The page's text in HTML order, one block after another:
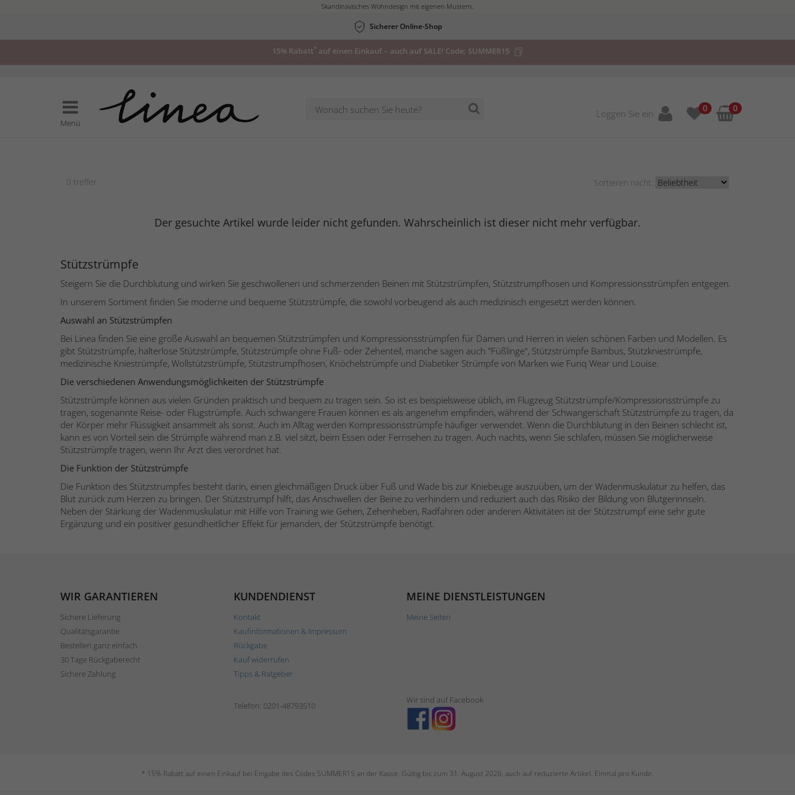
Skandinavisches Wohndesign mit eigenen Mustern.
Sicherer Online-Shop
15% Rabatt* auf einen Einkauf – auch auf SALE! Code: SUMMER15
Menü
Loggen Sie ein 0 0
0 treffer Sortieren nacht:
Der gesuchte Artikel wurde leider nicht gefunden. Wahrscheinlich ist dieser nicht mehr verfügbar.
Stützstrümpfe
Steigern Sie die Durchblutung und wirken Sie geschwollenen und schmerzenden Beinen mit Stützstrümpfen, Stützstrumpfhosen und Kompressionsstrümpfen entgegen.
In unserem Sortiment finden Sie moderne und bequeme Stützstrümpfe, die sowohl vorbeugend als auch medizinisch eingesetzt werden können.
Auswahl an Stützstrümpfen
Bei Linea finden Sie eine große Auswahl an bequemen Stützstrümpfen und Kompressionsstrümpfen für Damen und Herren in vielen schönen Farben und Modellen. Es
gibt Stützstrümpfe, halterlose Stützstrümpfe, Stützstrümpfe ohne Fuß- oder Zehenteil, manche sagen auch "Füßlinge", Stützstrümpfe Bambus, Stützkniestrümpfe,
medizinische Kniestrümpfe, Wollstützstrümpfe, Stützstrumpfhosen, Knöchelstrümpfe und Diabetiker Strümpfe von Marken wie Funq Wear und Louise.
Die verschiedenen Anwendungsmöglichkeiten der Stützstrümpfe
Stützstrümpfe können aus vielen Gründen praktisch und bequem zu tragen sein. So ist es beispielsweise üblich, im Flugzeug Stützstrümpfe/Kompressionsstrümpfe zu
tragen, sogenannte Reise- oder Flugstrümpfe. Auch schwangere Frauen können es als angenehm empfinden, während der Schwangerschaft Stützstrümpfe zu tragen, da
der Körper mehr Flüssigkeit ansammelt als sonst. Auch im Alltag werden Kompressionsstrümpfe häufiger verwendet. Wenn die Durchblutung in den Beinen schlecht ist,
kann es von Vorteil sein die Strümpfe während man z.B. viel sitzt, beim Essen oder Fernsehen zu tragen. Auch nachts, wenn Sie schlafen, müssen Sie möglicherweise
Stützstrümpfe tragen, wenn Ihr Arzt dies verordnet hat.
Die Funktion der Stützstrümpfe
Die Funktion des Stützstrumpfes besteht darin, einen gleichmäßigen Druck über Fuß und Wade bis zur Kniebeuge auszuüben, um der Wadenmuskulatur zu helfen, das
Blut zurück zum Herzen zu bringen. Der Stützstrumpf hilft, das Anschwellen der Beine zu verhindern und reduziert auch das Risiko der Bildung von Blutgerinnseln.
Neben der Stärkung der Wadenmuskulatur mit Hilfe von Training wie Gehen, Zehenheben, Radfahren oder anderen Aktivitäten ist der Stützstrumpf eine sehr gute
Ergänzung und ein positiver gesundheitlicher Effekt für jemanden, der Stützstrümpfe benötigt.
WIR GARANTIEREN
Sichere Lieferung
Qualitätsgarantie
Bestellen ganz einfach
30 Tage Rückgaberecht
Sichere Zahlung
KUNDENDIENST
Kontakt
Kaufinformationen & Impressum
Rückgabe
Kauf widerrufen
Tipps & Ratgeber
MEINE DIENSTLEISTUNGEN
Meine Seiten
Telefon: 0201-48793510
Wir sind auf Facebook
* 15% Rabatt auf einen Einkauf bei Eingabe des Codes SUMMER15 an der Kasse. Gültig bis zum 31. August 2026, auch auf reduzierte Artikel. Einmal pro Kunde.